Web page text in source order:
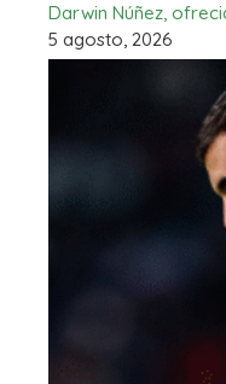
Darwin Núñez,
5 agosto, 2026